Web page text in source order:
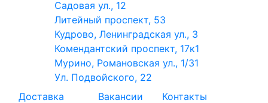
Садовая ул., 12
Литейный проспект, 53
Кудрово, Ленинградская ул., 3
Комендантский проспект, 17к1
Мурино, Романовская ул., 1/31
Ул. Подвойского, 22
Доставка
Вакансии Контакты